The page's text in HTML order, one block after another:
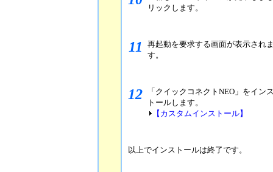
リックします。
11
再起動を要求する画面が表示され
す。
12
「クイックコネクトNEO」をイ
トールします。
【カスタムインストール】
以上でインストールは終了です。